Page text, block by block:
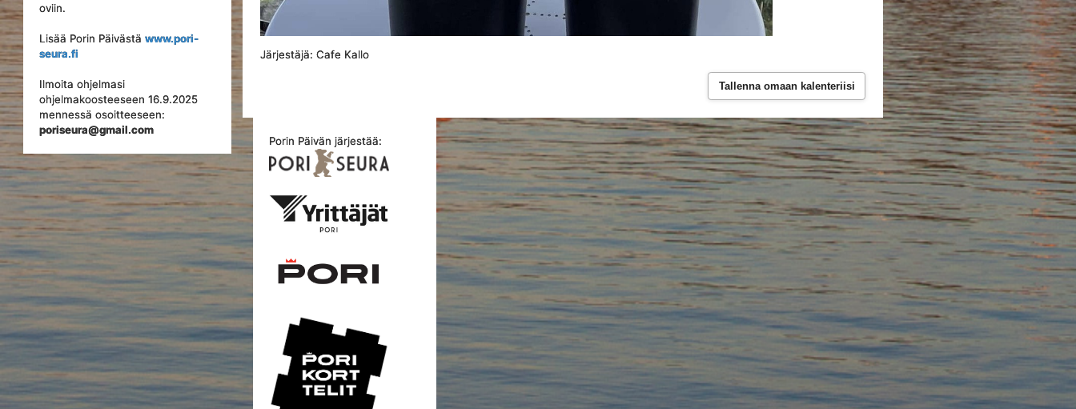
oviin.
Lisää Porin Päivästäwww.pori-
seura.fi
Ilmoita ohjelmasi
ohjelmakoosteeseen 16.9.2025
mennessä osoitteeseen:
poriseura@gmail.com
Järjestäjä: Cafe Kallo
Tallenna omaan kalenteriisi
Porin Päivän järjestää: